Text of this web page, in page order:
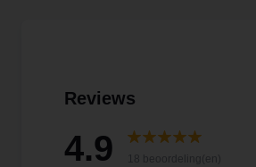
Reviews
4.9